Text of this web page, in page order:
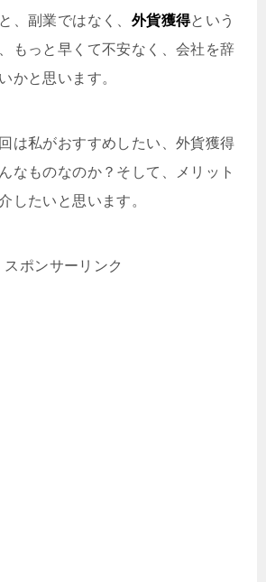
、副業ではなく、 外貨獲得という
もっと早くて不安なく、会社を辞
かと思います。
は私がおすすめしたい、外貨獲得
なものなのか？そして、メリット
したいと思います。
スポンサーリンク